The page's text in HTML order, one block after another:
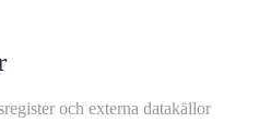
och externa datakällor